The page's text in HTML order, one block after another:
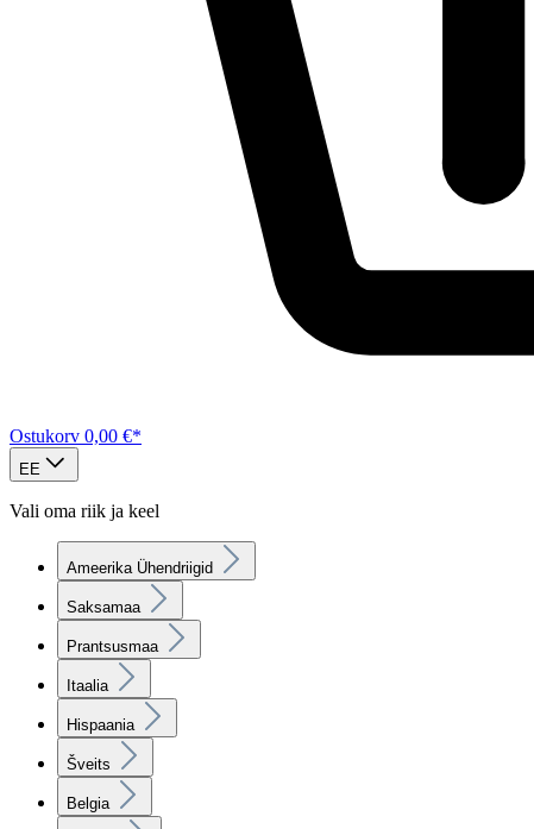
Ostukorv 0,00 €*
EE
Vali oma riik ja keel
Ameerika Ühendriigid
Saksamaa
Prantsusmaa
Itaalia
Hispaania
Šveits
Belgia